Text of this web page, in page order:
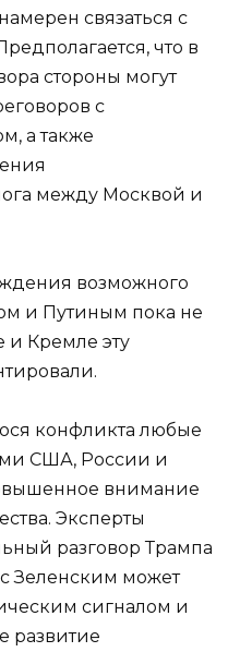
связаться с
что в
стороны могут
с
а также
между Москвой и
возможного
и Путиным пока не
и Кремле эту
конфликта любые
США, России и
внимание
Эксперты
разговор Трампа
Зеленским может
сигналом и
развитие